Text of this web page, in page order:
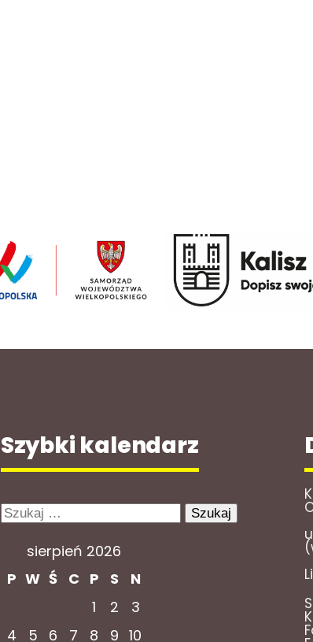
Szybki kalendarz
Szukaj:
sierpień 2026
P W Ś C P S
N
1
2
3
4
5 6 7 8 9 10